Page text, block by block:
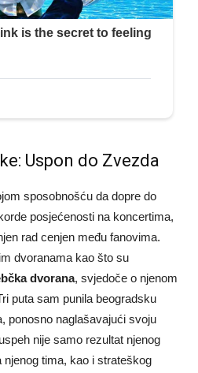
Uspon do Zvezda
sposobnošću da dopre do
posjećenosti na koncertima,
rad cenjen među fanovima.
dvoranama kao što su
dvorana, svjedoče o njenom
puta sam punila beogradsku
ponosno naglašavajući svoju
nije samo rezultat njenog
tima, kao i strateškog